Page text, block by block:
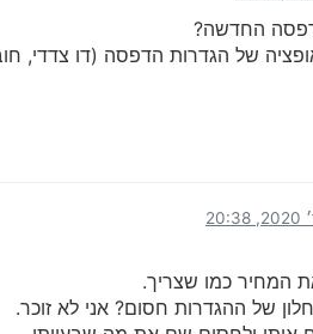
החדשה?
של הגדרות הדפסה (דו צדדי,
המחיר כמו שצריך.
של ההגדרות חסום? אני לא זוכר.